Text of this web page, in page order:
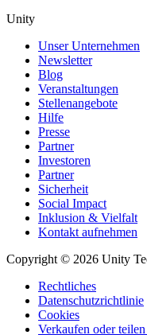
Unity
Unser Unternehmen
Newsletter
Blog
Veranstaltungen
Stellenangebote
Hilfe
Presse
Partner
Investoren
Partner
Sicherheit
Social Impact
Inklusion & Vielfalt
Kontakt aufnehmen
Copyright © 2026 Unity
Rechtliches
Datenschutzrichtlinie
Cookies
Verkaufen oder